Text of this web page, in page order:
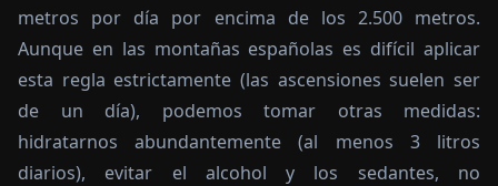
metros por día por encima de los 2.500 metros.
Aunque en las montañas españolas es difícil aplicar
esta regla estrictamente (las ascensiones suelen ser
de un día), podemos tomar otras medidas:
hidratarnos abundantemente (al menos 3 litros
diarios), evitar el alcohol y los sedantes, no